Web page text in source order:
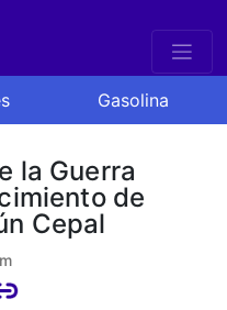
Gasolina
la Guerra
de
Cepal